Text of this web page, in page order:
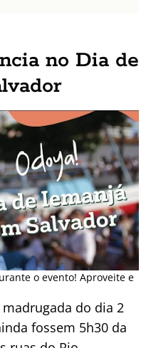
no Dia de
o evento! Aproveite e
do dia 2
fossem 5h30 da